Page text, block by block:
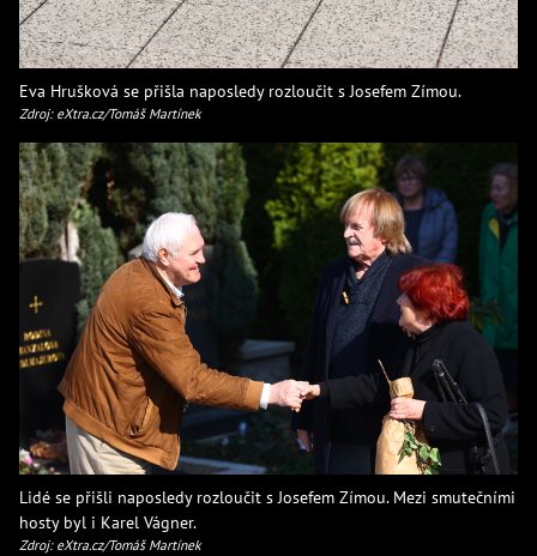
Eva Hrušková se přišla naposledy rozloučit s Josefem Zímou.
Zdroj: eXtra.cz/Tomáš Martínek
Lidé se přišli naposledy rozloučit s Josefem Zímou. Mezi smutečními
hosty byl i Karel Vágner.
Zdroj: eXtra.cz/Tomáš Martínek